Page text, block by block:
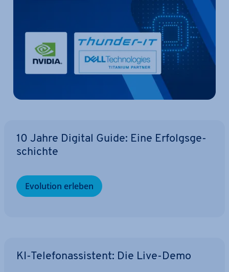
10 Jahre Digital Guide: Eine Er­folgs­ge­
schich­te
Evolution erleben
KI-Te­le­fon­as­sis­tent: Die Live-Demo